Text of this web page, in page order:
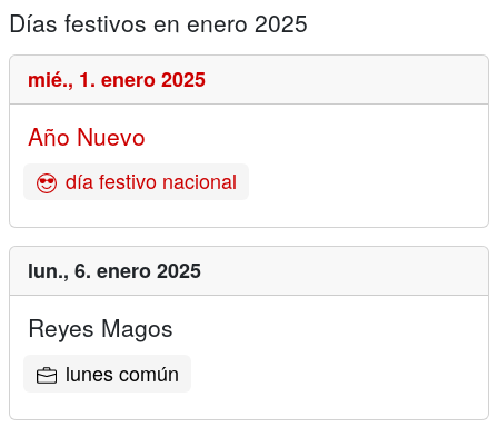
Días festivos en enero 2025
mié., 1. enero 2025
Año Nuevo
día festivo nacional
lun., 6. enero 2025
Reyes Magos
lunes común